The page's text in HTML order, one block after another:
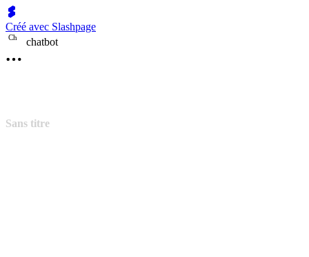
Créé avec Slashpage
Ch chatbot
Sans titre